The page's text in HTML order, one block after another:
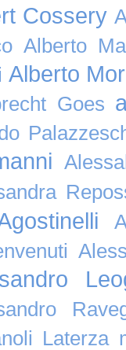
Cossery
Alberto
Alberto
Goes
Laterza